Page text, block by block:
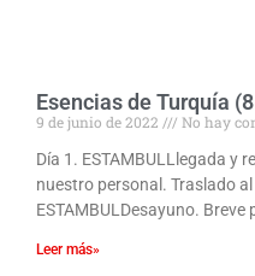
Esencias de Turquía
9 de junio de 2022
No hay
Día 1. ESTAMBULLlegada y
nuestro personal. Traslado
ESTAMBULDesayuno.
Leer más»